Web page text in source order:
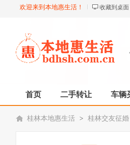
欢迎来到本地惠生活！ 收藏到桌面
首页 二手转让 车辆
桂林本地惠生活 > 桂林交友征婚